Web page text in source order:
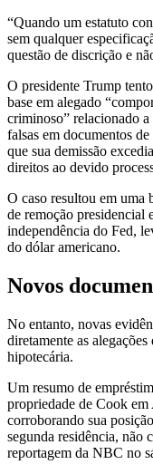
“Quando um estatuto
sem qualquer
questão de discrição e
O presidente Trump
base em alegado
criminoso” relacionado a
falsas em documentos
que sua demissão
direitos ao devido
O caso resultou em uma
de remoção presidencial
independência do Fed,
do dólar americano.
Novos
No entanto, novas
diretamente as
hipotecária.
Um resumo de
propriedade de Cook em
corroborando sua
segunda residência, não
reportagem da NBC no